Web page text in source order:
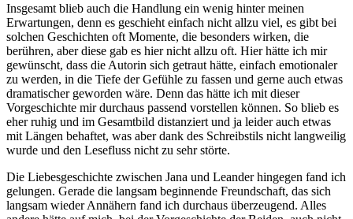
Insgesamt blieb auch die Handlung ein wenig hinter meinen
Erwartungen, denn es geschieht einfach nicht allzu viel, es gibt bei
solchen Geschichten oft Momente, die besonders wirken, die
berühren, aber diese gab es hier nicht allzu oft. Hier hätte ich mir
gewünscht, dass die Autorin sich getraut hätte, einfach emotionaler
zu werden, in die Tiefe der Gefühle zu fassen und gerne auch etwas
dramatischer geworden wäre. Denn das hätte ich mit dieser
Vorgeschichte mir durchaus passend vorstellen können. So blieb es
eher ruhig und im Gesamtbild distanziert und ja leider auch etwas
mit Längen behaftet, was aber dank des Schreibstils nicht langweilig
wurde und den Lesefluss nicht zu sehr störte.
Die Liebesgeschichte zwischen Jana und Leander hingegen fand ich
gelungen. Gerade die langsam beginnende Freundschaft, das sich
langsam wieder Annähern fand ich durchaus überzeugend. Alles